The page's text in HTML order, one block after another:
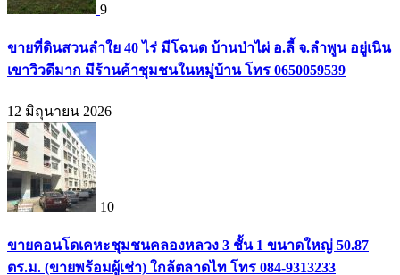
9
ขายที่ดินสวนลำใย 40 ไร่ มีโฉนด บ้านป่าไผ่ อ.ลี้ จ.ลำพูน อยู่เนิน
เขาวิวดีมาก มีร้านค้าชุมชนในหมู่บ้าน โทร 0650059539
12 มิถุนายน 2026
10
ขายคอนโดเคหะชุมชนคลองหลวง 3 ชั้น 1 ขนาดใหญ่ 50.87
ตร.ม. (ขายพร้อมผู้เช่า) ใกล้ตลาดไท โทร 084-9313233